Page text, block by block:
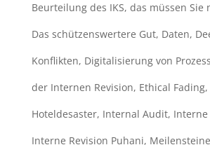
Beurteilung des IKS, das müssen Sie
Das schützenswertere Gut, Daten,
Konflikten, Digitalisierung von
der Internen Revision, Ethical Fading,
Hoteldesaster, Internal Audit, Interne
Interne Revision Puhani,